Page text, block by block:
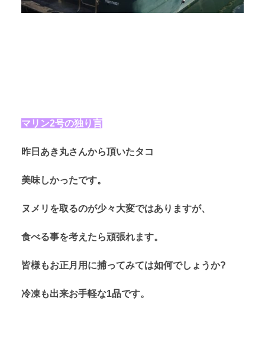
マリン2号の独り言
昨日あき丸さんから頂いたタコ
美味しかったです。
ヌメリを取るのが少々大変ではありますが、
食べる事を考えたら頑張れます。
皆様もお正月用に捕ってみては如何でしょうか?
冷凍も出来お手軽な1品です。